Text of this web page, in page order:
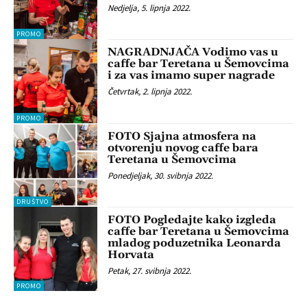
PROMO
Nedjelja, 5. lipnja 2022.
PROMO
NAGRADNJAČA Vodimo vas u
caffe bar Teretana u Šemovcima
i za vas imamo super nagrade
Četvrtak, 2. lipnja 2022.
DRUŠTVO
FOTO Sjajna atmosfera na
otvorenju novog caffe bara
Teretana u Šemovcima
Ponedjeljak, 30. svibnja 2022.
PROMO
FOTO Pogledajte kako izgleda
caffe bar Teretana u Šemovcima
mladog poduzetnika Leonarda
Horvata
Petak, 27. svibnja 2022.